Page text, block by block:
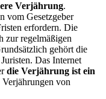
Verjährung.
vom Gesetzgeber
erfordern. Die
zur regelmäßigen
gehört die
Das Internet
die Verjährung ist ein
von